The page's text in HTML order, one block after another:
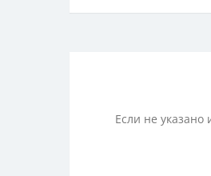
Если не указано